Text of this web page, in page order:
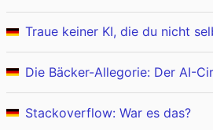
Stackoverflow: War es das?